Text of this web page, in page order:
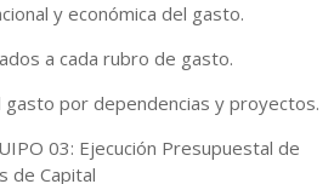
y económica del gasto.
a cada rubro de gasto.
gasto por dependencias y proyectos.
03: Ejecución Presupuestal de
de Capital